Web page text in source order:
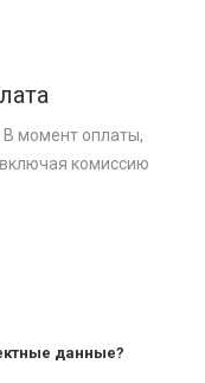
момент оплаты,
комиссию
данные?